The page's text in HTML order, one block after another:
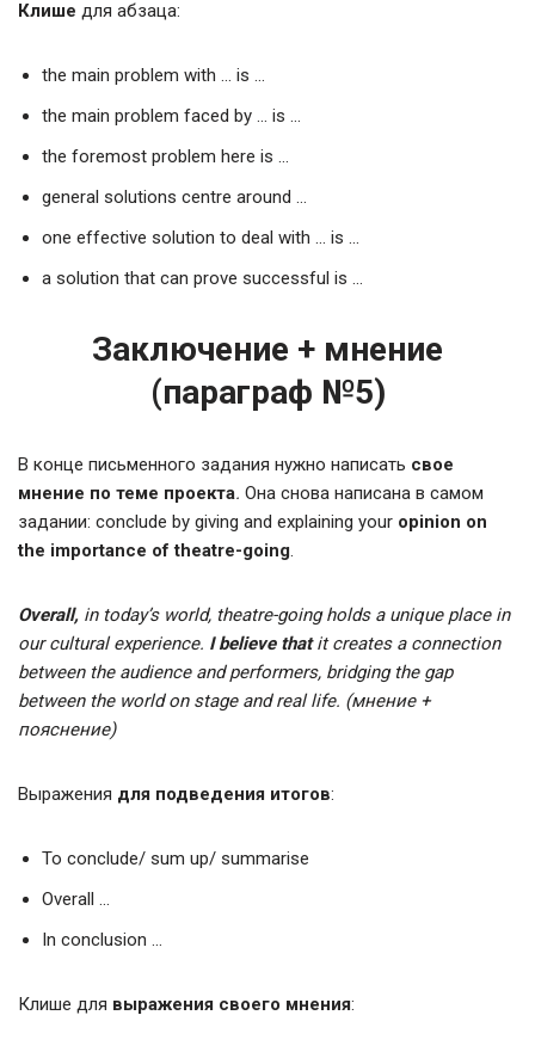
Клише для абзаца:
the main problem with … is …
the main problem faced by … is …
the foremost problem here is …
general solutions centre around …
one effective solution to deal with … is …
a solution that can prove successful is …
Заключение + мнение
(параграф №5)
В конце письменного задания нужно написать свое
мнение по теме проекта. Она снова написана в самом
задании: conclude by giving and explaining your opinion on
the importance of theatre-going.
Overall, in today’s world, theatre-going holds a unique place in
our cultural experience. I believe thatit creates a connection
between the audience and performers, bridging the gap
between the world on stage and real life. (мнение +
пояснение)
Выражения для подведения итогов:
To conclude/ sum up/ summarise
Overall …
In conclusion …
Клише для выражения своего мнения: